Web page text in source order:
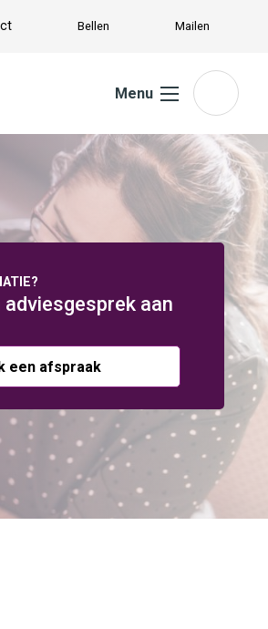
Bellen Mailen
Menu
adviesgesprek aan
een afspraak